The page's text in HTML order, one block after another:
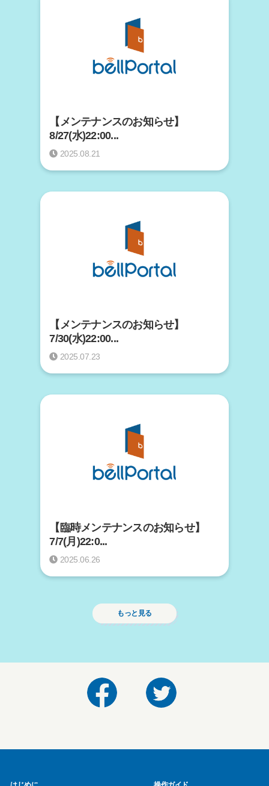
【メンテナンスのお知らせ】
8/27(水)22:00...
2025.08.21
【メンテナンスのお知らせ】
7/30(水)22:00...
2025.07.23
【臨時メンテナンスのお知らせ】
7/7(月)22:0...
2025.06.26
もっと見る